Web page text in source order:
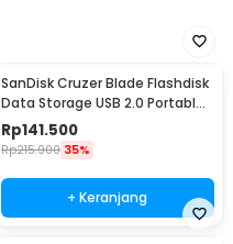
SanDisk Cruzer Blade Flashdisk
Data Storage USB 2.0 Portable
32GB - SDCZ50
Rp141.500
Rp215.900 35%
+ Keranjang